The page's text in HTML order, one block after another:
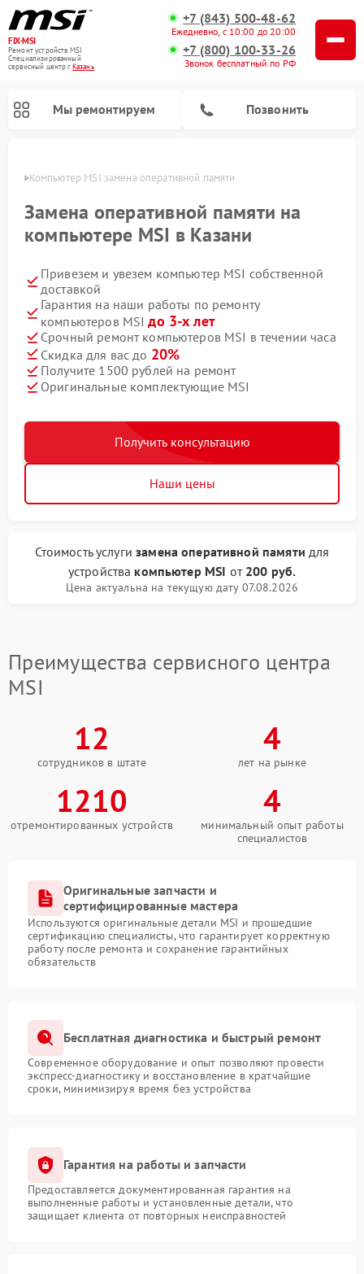
FIX-MSI
Ремонт устройств MSI
Специализированный
cервисный центр г.Казань
+7 (843) 500-48-62
Ежедневно, с 10:00 до 20:00
+7 (800) 100-33-26
Звонок бесплатный по РФ
Мы ремонтируем Позвонить
Компьютер MSI замена оперативной памяти
Замена оперативной памяти на
компьютере MSI в Казани
Привезем и увезем компьютер MSI собственной
доставкой
Гарантия на наши работы по ремонту
компьютеров MSIдо 3-х лет
Срочный ремонт компьютеров MSI в течении часа
Скидка для вас до 20%
Получите 1500 рублей на ремонт
Оригинальные комплектующие MSI
Получить консультацию
Наши цены
Стоимость услугизамена оперативной памяти для
устройства компьютер MSI от 200 руб.
Цена актуальна на текущую дату 07.08.2026
Преимущества сервисного центра
MSI
12
сотрудников в штате
4
лет на рынке
1210
отремонтированных устройств
4
минимальный опыт работы
специалистов
Оригинальные запчасти и
сертифицированные мастера
Используются оригинальные детали MSI и прошедшие
сертификацию специалисты, что гарантирует корректную
работу после ремонта и сохранение гарантийных
обязательств
Бесплатная диагностика и быстрый ремонт
Современное оборудование и опыт позволяют провести
экспресс-диагностику и восстановление в кратчайшие
сроки, минимизируя время без устройства
Гарантия на работы и запчасти
Предоставляется документированная гарантия на
выполненные работы и установленные детали, что
защищает клиента от повторных неисправностей